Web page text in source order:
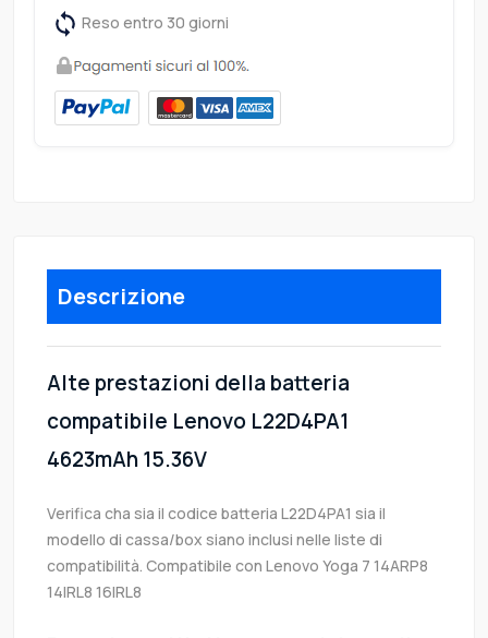
Reso entro 30 giorni
Descrizione
Alte prestazioni della batteria
compatibile Lenovo L22D4PA1
4623mAh 15.36V
Verifica cha sia il codice batteria L22D4PA1 sia il
modello di cassa/box siano inclusi nelle liste di
compatibilità. Compatibile con Lenovo Yoga 7 14ARP8
14IRL8 16IRL8